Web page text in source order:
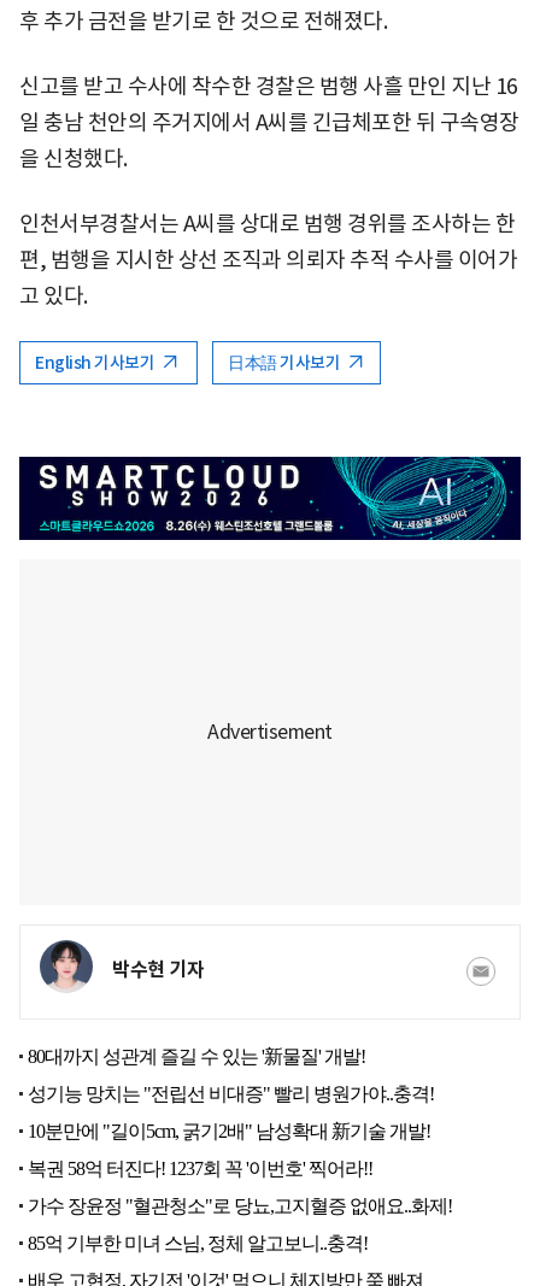
후 추가 금전을 받기로 한 것으로 전해졌다.
신고를 받고 수사에 착수한 경찰은 범행 사흘 만인 지난 16
일 충남 천안의 주거지에서 A씨를 긴급체포한 뒤 구속영장
을 신청했다.
인천서부경찰서는 A씨를 상대로 범행 경위를 조사하는 한
편, 범행을 지시한 상선 조직과 의뢰자 추적 수사를 이어가
고 있다.
English 기사보기 日本語 기사보기
박수현 기자